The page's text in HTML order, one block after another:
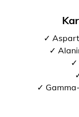
✓
✓
✓
✓